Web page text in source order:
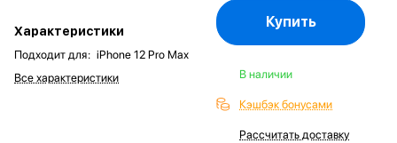
Характеристики
Подходит для: iPhone 12 Pro Max
Все характеристики
Купить
В наличии
Кэшбэк бонусами
Рассчитать доставку